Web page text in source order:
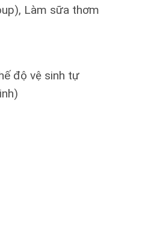
Làm sữa thơm
độ vệ sinh tự